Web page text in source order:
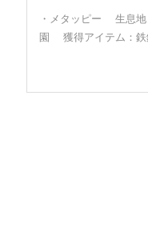
・メタッピー
園 獲得アイテム